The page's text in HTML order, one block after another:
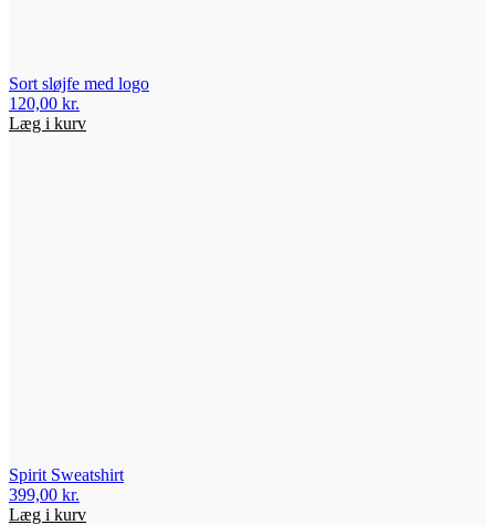
Sort sløjfe med logo
120,00 kr.
Læg i kurv
Spirit Sweatshirt
399,00 kr.
Læg i kurv